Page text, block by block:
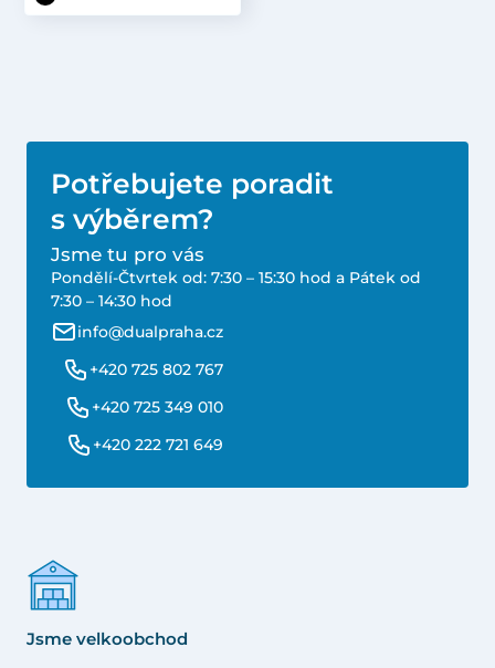
Potřebujete poradit
s výběrem?
Jsme tu pro vás
Pondělí-Čtvrtek od: 7:30 – 15:30 hod a Pátek od
7:30 – 14:30 hod
info@dualpraha.cz
+420 725 802 767
+420 725 349 010
+420 222 721 649
Jsme velkoobchod